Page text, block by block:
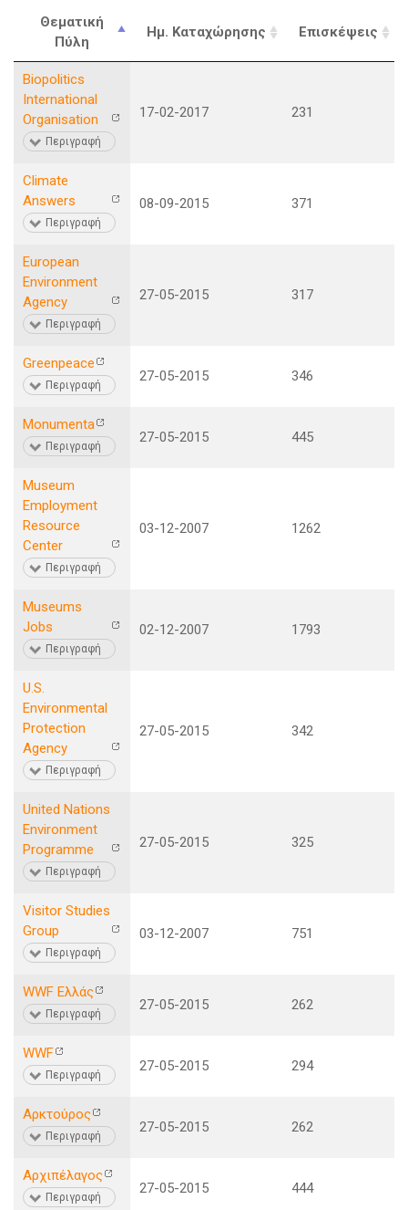
Θεματική
Πύλη
Ημ. Καταχώρησης Επισκέψεις
Biopolitics
International
Organisation
Περιγραφή
17-02-2017 231
Climate
Answers
Περιγραφή
08-09-2015 371
European
Environment
Agency
Περιγραφή
27-05-2015 317
Greenpeace
Περιγραφή
27-05-2015 346
Monumenta
Περιγραφή
27-05-2015 445
Museum
Employment
Resource
Center
Περιγραφή
03-12-2007 1262
Museums
Jobs
Περιγραφή
02-12-2007 1793
U.S.
Environmental
Protection
Agency
Περιγραφή
27-05-2015 342
United Nations
Environment
Programme
Περιγραφή
27-05-2015 325
Visitor Studies
Group
Περιγραφή
03-12-2007 751
WWF Ελλάς
Περιγραφή
27-05-2015 262
WWF
Περιγραφή
27-05-2015 294
Αρκτούρος
Περιγραφή
27-05-2015 262
Αρχιπέλαγος
Περιγραφή
27-05-2015 444